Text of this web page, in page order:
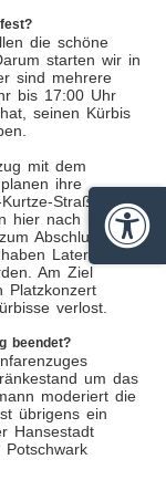
die schöne
starten wir in
sind mehrere
bis 17:00 Uhr
seinen Kürbis
mit dem
ihre
Straße
hier nach links in
Abschluss
Laternen
Am Ziel
Platzkonzert
verlost.
beendet?
um das
moderiert die
übrigens ein
Hansestadt